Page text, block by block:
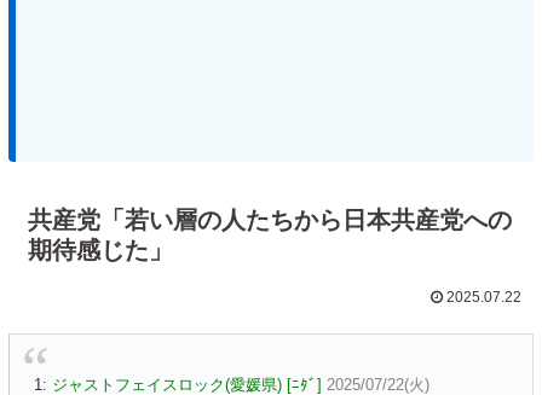
共産党「若い層の人たちから日本共産党への
期待感じた」
2025.07.22
1: ジャストフェイスロック(愛媛県) [ﾆﾀﾞ] 2025/07/22(火)